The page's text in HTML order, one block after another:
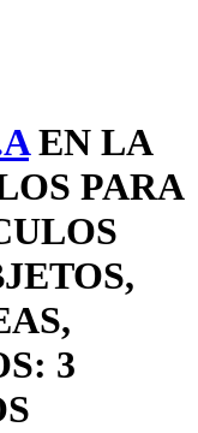
EN LA
PARA
3